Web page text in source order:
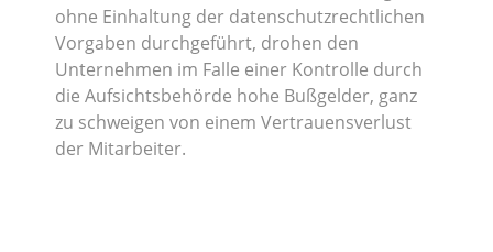
ohne Einhaltung der datenschutzrechtlichen
Vorgaben durchgeführt, drohen den
Unternehmen im Falle einer Kontrolle durch
die Aufsichtsbehörde hohe Bußgelder, ganz
zu schweigen von einem Vertrauensverlust
der Mitarbeiter.